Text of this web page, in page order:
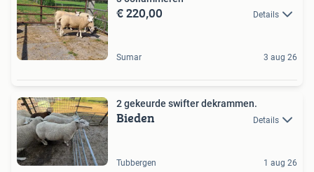
€ 220,00 Details
Sumar 3 aug 26
2 gekeurde swifter dekrammen.
Bieden Details
Tubbergen 1 aug 26